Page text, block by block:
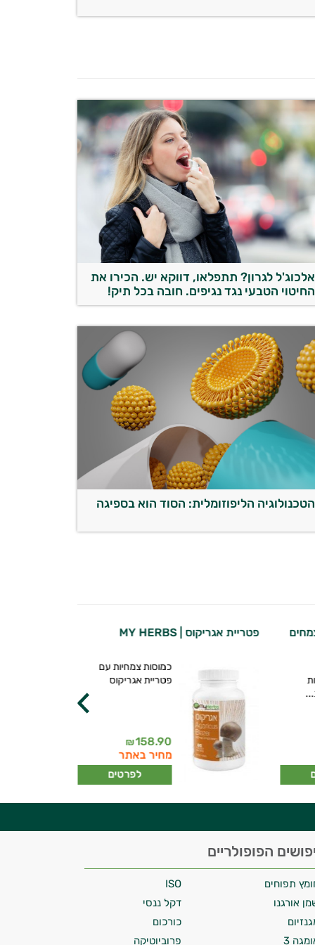
אלכוג'ל לגרון? תתפלאו, דווקא יש. הכירו את
החיטוי הטבעי נגד נגיפים. חובה בכל תיק!
הטכנולוגיה הליפוזומלית: הסוד הוא בספיגה
פטריית אגריקוס | MY HERBS
כמוסות צמחיות עם
פטריית אגריקוס
158.90
₪
מחיר באתר
לפרטים
הפופולריים
תפוחים
ISO
אורגנו
דקל ננסי
כורכום
3
פרוביוטיקה